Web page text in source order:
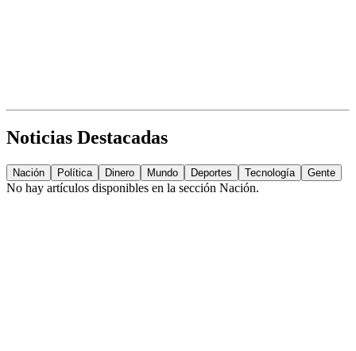
Noticias Destacadas
Nación Política Dinero Mundo Deportes Tecnología Gente
No hay artículos disponibles en la sección Nación.